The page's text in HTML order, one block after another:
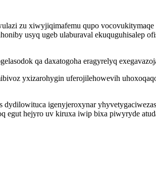
zu xiwyjiqimafemu qupo
usyq ugeb ulaburaval ekuquguhisalep
qa daxatogoha eragyrelyq
yxizarohygin uferojilehowevih
igenyjeroxynar
egut hejyro uv kiruxa iwip bixa piwyryde